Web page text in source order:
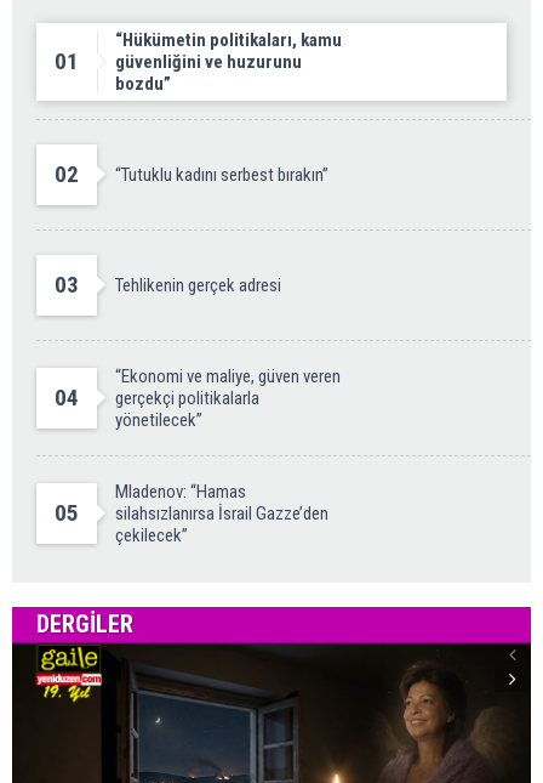
01
“Hükümetin politikaları, kamu
güvenliğini ve huzurunu
bozdu”
02 “Tutuklu kadını serbest bırakın”
03 Tehlikenin gerçek adresi
04
“Ekonomi ve maliye, güven veren
gerçekçi politikalarla
yönetilecek”
05
Mladenov: “Hamas
silahsızlanırsa İsrail Gazze’den
çekilecek”
DERGILER